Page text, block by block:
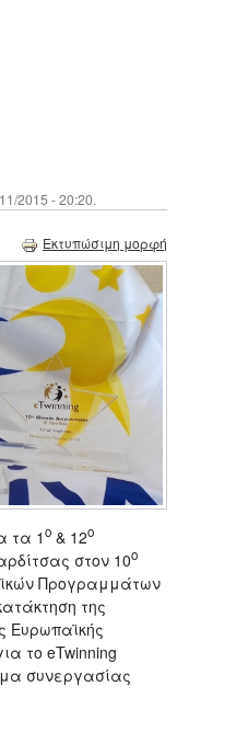
2015 - 20:20.
Εκτυπώσιμη μορφή
τα 1ο & 12ο
στον 10ο
Προγραμμάτων
της
Ευρωπαϊκής
το eTwinning
συνεργασίας